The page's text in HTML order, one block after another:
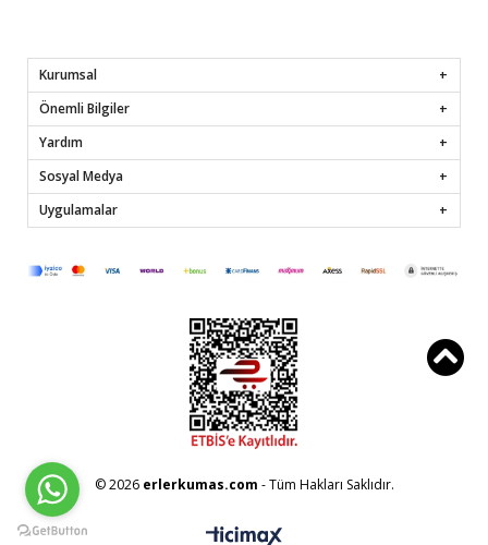
Kurumsal
Önemli Bilgiler
Yardım
Sosyal Medya
Uygulamalar
© 2026 erlerkumas.com - Tüm Hakları Saklıdır.